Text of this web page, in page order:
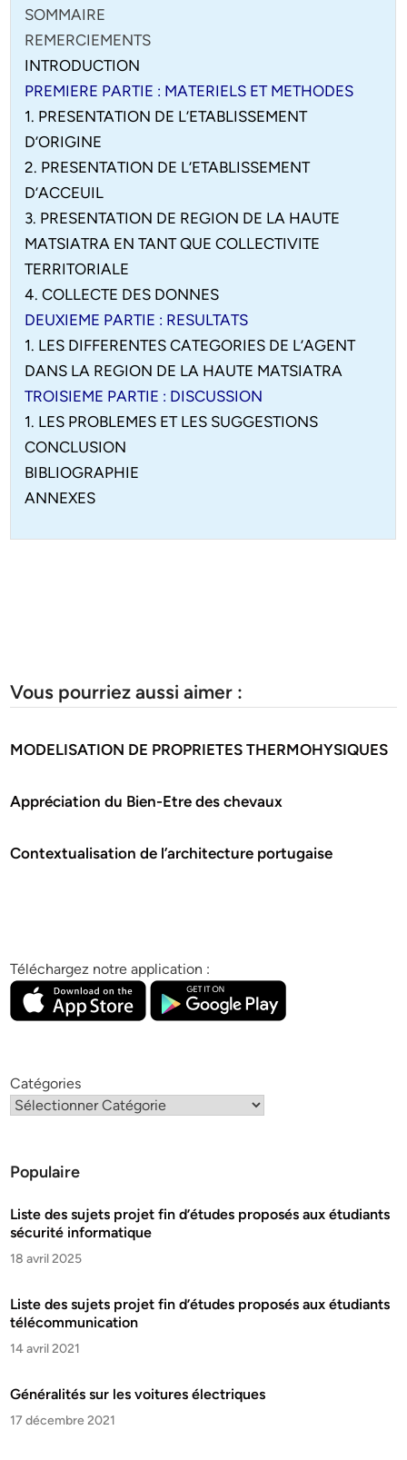
SOMMAIRE
REMERCIEMENTS
INTRODUCTION
PREMIERE PARTIE : MATERIELS ET METHODES
1. PRESENTATION DE L’ETABLISSEMENT
D’ORIGINE
2. PRESENTATION DE L’ETABLISSEMENT
D’ACCEUIL
3. PRESENTATION DE REGION DE LA HAUTE
MATSIATRA EN TANT QUE COLLECTIVITE
TERRITORIALE
4. COLLECTE DES DONNES
DEUXIEME PARTIE : RESULTATS
1. LES DIFFERENTES CATEGORIES DE L’AGENT
DANS LA REGION DE LA HAUTE MATSIATRA
TROISIEME PARTIE : DISCUSSION
1. LES PROBLEMES ET LES SUGGESTIONS
CONCLUSION
BIBLIOGRAPHIE
ANNEXES
Vous pourriez aussi aimer :
MODELISATION DE PROPRIETES THERMOHYSIQUES
Appréciation du Bien-Etre des chevaux
Contextualisation de l’architecture portugaise
Téléchargez notre application :
Catégories
Populaire
Liste des sujets projet fin d’études proposés aux étudiants
sécurité informatique
18 avril 2025
Liste des sujets projet fin d’études proposés aux étudiants
télécommunication
14 avril 2021
Généralités sur les voitures électriques
17 décembre 2021